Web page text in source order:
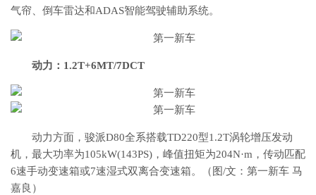
气帘、倒车雷达和ADAS智能驾驶辅助系统。
动力：1.2T+6MT/7DCT
动力方面，骏派D80全系搭载TD220型1.2T涡轮增压发动
机，最大功率为105kW(143PS)，峰值扭矩为204N·m，传动匹配
6速手动变速箱或7速湿式双离合变速箱。（图/文：第一新车 马
嘉良）